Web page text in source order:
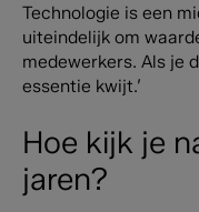
Technologie is een
uiteindelijk om
medewerkers. Als je
essentie kwijt.’
Hoe kijk je
jaren?